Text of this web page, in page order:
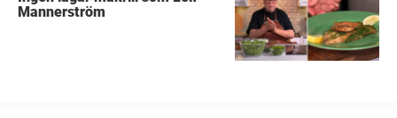
Mannerström